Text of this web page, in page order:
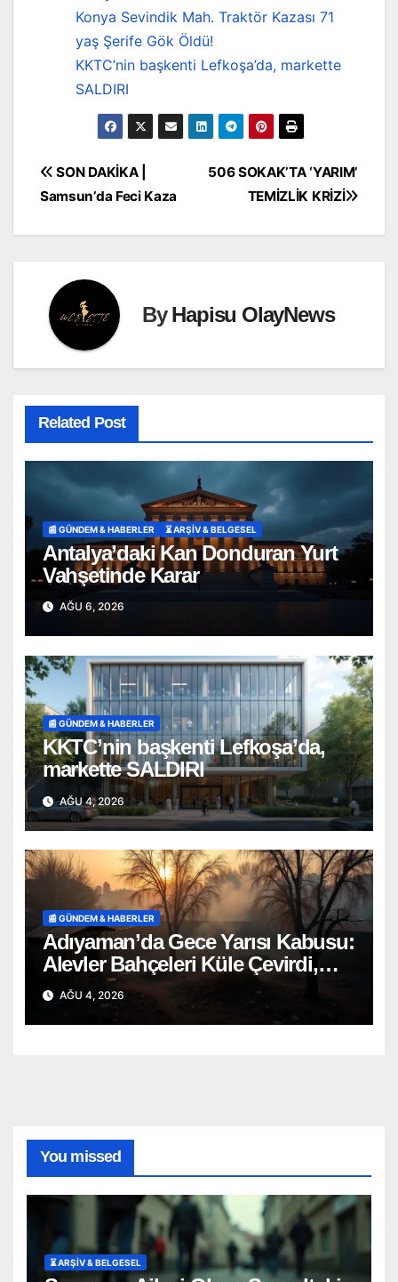
Konya Sevindik Mah. Traktör Kazası 71
yaş Şerife Gök Öldü!
KKTC’nin başkenti Lefkoşa’da, markette
SALDIRI
Yazı
506 SOKAK’TA ‘YARIM’
TEMİZLİK KRİZİ
SON DAKİKA |
Samsun’da Feci Kaza
ByHapisu OlayNews
Related Post
📰 GÜNDEM & HABERLER ⏳ ARŞİV & BELGESEL
Antalya’daki Kan Donduran Yurt
Vahşetinde Karar
AĞU 6, 2026
📰 GÜNDEM & HABERLER
KKTC’nin başkenti Lefkoşa’da,
markette SALDIRI
AĞU 4, 2026
📰 GÜNDEM & HABERLER
Adıyaman’da Gece Yarısı Kabusu:
Alevler Bahçeleri Küle Çevirdi,
Onlarca Can Telef Oldu!
AĞU 4, 2026
You missed
⏳ ARŞİV & BELGESEL